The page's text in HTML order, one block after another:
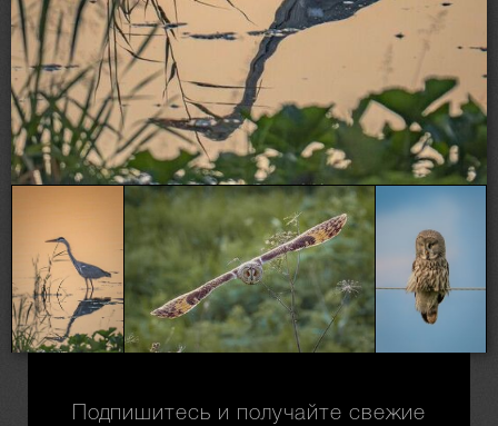
Подпишитесь и получайте свежие